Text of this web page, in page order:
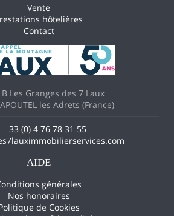
Vente
hôtelières
Contact
Les Granges des 7 Laux
les Adrets (France)
33 (0) 4 76 78 31 55
AIDE
générales
Nos honoraires
de Cookies